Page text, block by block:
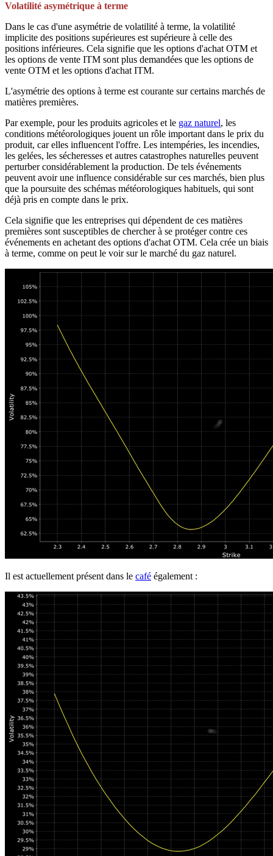
Volatilité asymétrique à terme
Dans le cas d'une asymétrie de volatilité à terme, la volatilité
implicite des positions supérieures est supérieure à celle des
positions inférieures. Cela signifie que les options d'achat OTM et
les options de vente ITM sont plus demandées que les options de
vente OTM et les options d'achat ITM.
L'asymétrie des options à terme est courante sur certains marchés de
matières premières.
Par exemple, pour les produits agricoles et le gaz naturel, les
conditions météorologiques jouent un rôle important dans le prix du
produit, car elles influencent l'offre. Les intempéries, les incendies,
les gelées, les sécheresses et autres catastrophes naturelles peuvent
perturber considérablement la production. De tels événements
peuvent avoir une influence considérable sur ces marchés, bien plus
que la poursuite des schémas météorologiques habituels, qui sont
déjà pris en compte dans le prix.
Cela signifie que les entreprises qui dépendent de ces matières
premières sont susceptibles de chercher à se protéger contre ces
événements en achetant des options d'achat OTM. Cela crée un biais
à terme, comme on peut le voir sur le marché du gaz naturel.
Il est actuellement présent dans le café également :